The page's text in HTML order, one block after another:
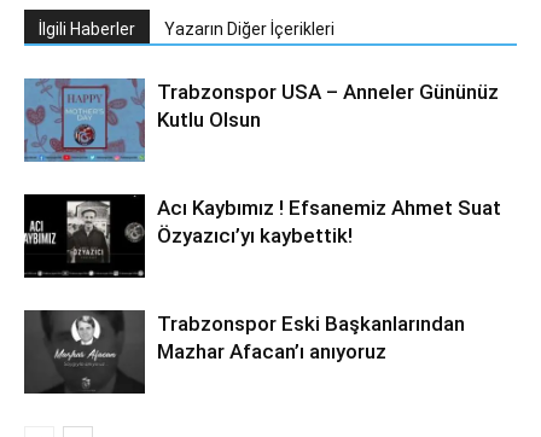
İlgili Haberler Yazarın Diğer İçerikleri
Trabzonspor USA – Anneler Gününüz
Kutlu Olsun
Acı Kaybımız ! Efsanemiz Ahmet Suat
Özyazıcı’yı kaybettik!
Trabzonspor Eski Başkanlarından
Mazhar Afacan’ı anıyoruz